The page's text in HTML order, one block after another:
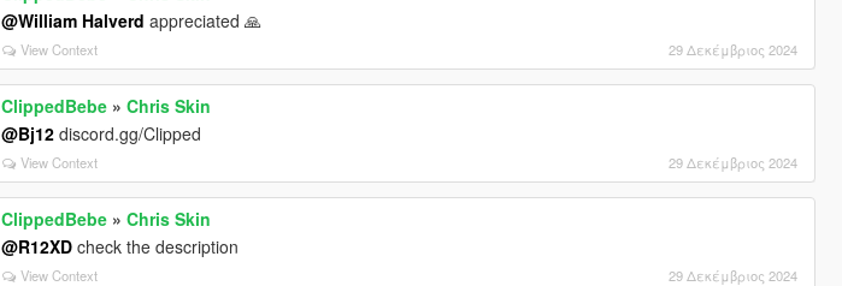
@William Halverd appreciated 🙏
View Context 29 Δεκέμβριος 2024
ClippedBebe »Chris Skin
@Bj12 discord.gg/Clipped
View Context 29 Δεκέμβριος 2024
ClippedBebe »Chris Skin
@R12XD check the description
View Context 29 Δεκέμβριος 2024